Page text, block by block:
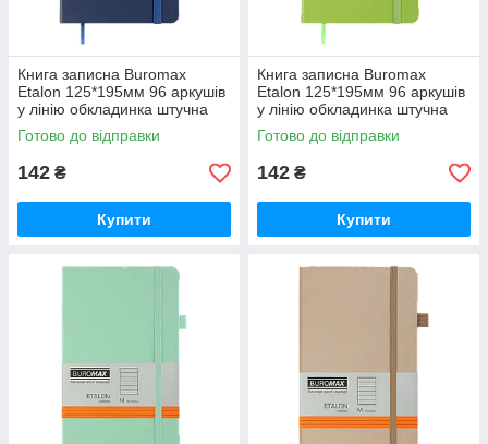
Книга записна Buromax
Etalon 125*195мм 96 аркушів
у лінію обкладинка штучна
шкіра Синя (BM.291260-02)
Готово до відправки
142 ₴
Купити
Книга записна Buromax
Etalon 125*195мм 96 аркушів
у лінію обкладинка штучна
шкіра Салатова (BM.291260-
15)
Готово до відправки
142 ₴
Купити